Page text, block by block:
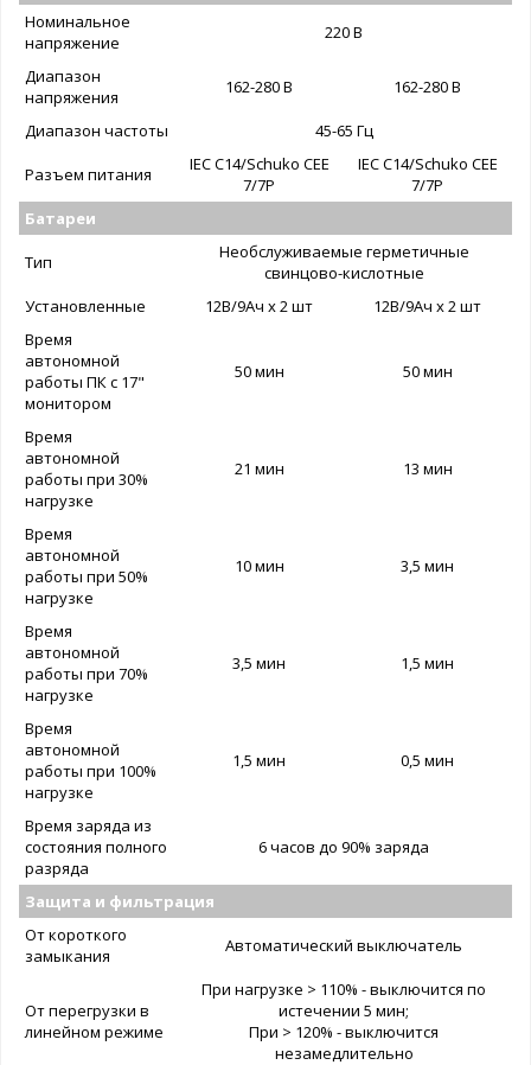
Номинальное
напряжение
220 В
Диапазон
напряжения
162-280 В 162-280 В
Диапазон частоты 45-65 Гц
Разъем питания
IEC C14/Schuko CEE
7/7P
IEC C14/Schuko CEE
7/7P
Батареи
Тип
Необслуживаемые герметичные
свинцово-кислотные
Установленные
12В/9Ач х 2 шт
12В/9Ач х 2 шт
Время
автономной
работы ПК с 17"
монитором
50 мин 50 мин
Время
автономной
работы при 30%
нагрузке
21 мин 13 мин
Время
автономной
работы при 50%
нагрузке
10 мин 3,5 мин
Время
автономной
работы при 70%
нагрузке
3,5 мин 1,5 мин
Время
автономной
работы при 100%
нагрузке
1,5 мин 0,5 мин
Время заряда из
состояния полного
разряда
6 часов до 90% заряда
Защита и фильтрация
От короткого
замыкания
Автоматический выключатель
От перегрузки в
линейном режиме
При нагрузке > 110% - выключится по
истечении 5 мин;
При > 120% - выключится
незамедлительно